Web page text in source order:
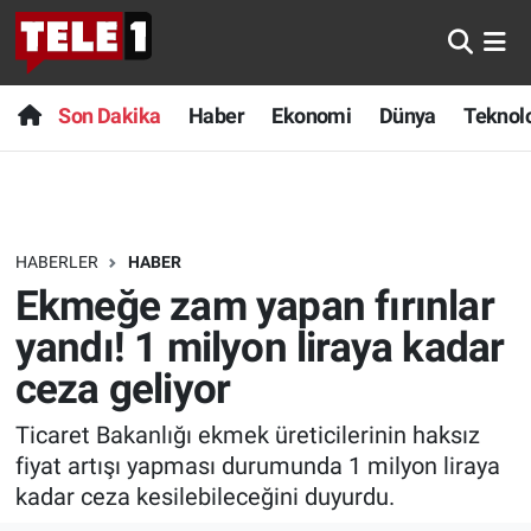
Son Dakika Haber Ekonomi Dünya
HABERLER HABER
Ekmeğe zam yapan fırınlar
yandı! 1 milyon liraya kadar
ceza geliyor
Ticaret Bakanlığı ekmek üreticilerinin haksız
fiyat artışı yapması durumunda 1 milyon liraya
kadar ceza kesilebileceğini duyurdu.
Anında Manşet
Başka Sohbetler
Bilim turu
Bilim ve Teknoloji Evreni
Doğa Konuşuyor
Dünya
Ege Saati
Son Dakika
Haber
Dünya
Teknoloji
Sağlık
Spor
Yayın Akışı
Nöbetçi Eczaneler
Hava Durumu
Trafik Durumu
Süper Lig Puan Durumu ve Fikstür
Tüm Manşetler
Son Dakika Haberleri
Haber Arşivi